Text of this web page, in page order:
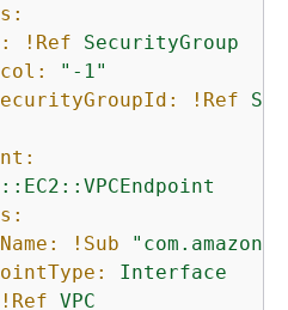
!Ref
SecurityGroup
"-1"
!Ref
!Sub
Interface
!Ref VPC